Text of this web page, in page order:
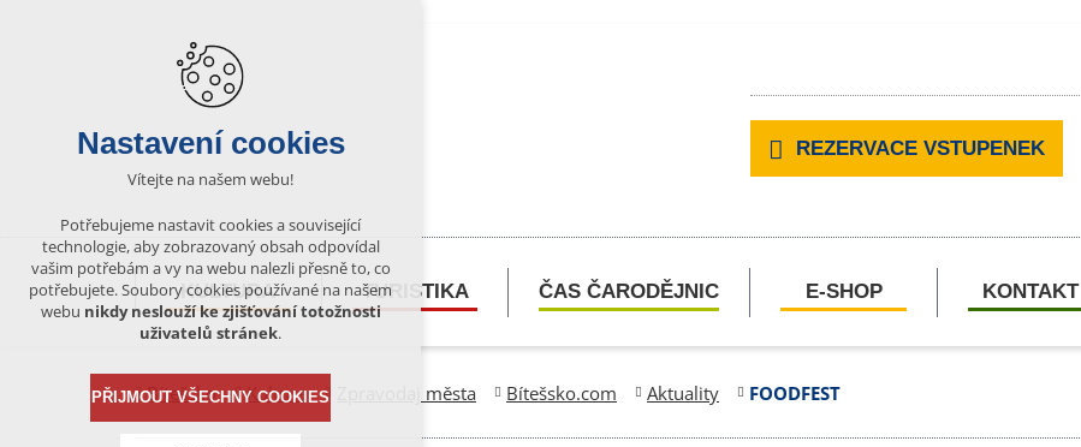
REZERVACE VSTUPENEK
KULTURA TURISTIKA ČAS ČARODĚJNIC E-SHOP KONTAKT
Bítešsko Kultura Zpravodaj města Bítešsko.com Aktuality FOODFEST
Nastavení cookies
Vítejte na našem webu!
Potřebujeme nastavit cookies a související
technologie, aby zobrazovaný obsah odpovídal
vašim potřebám a vy na webu nalezli přesně to, co
potřebujete. Soubory cookies používané na našem
webu nikdy neslouží ke zjišťování totožnosti
uživatelů stránek.
PŘIJMOUT VŠECHNY COOKIES